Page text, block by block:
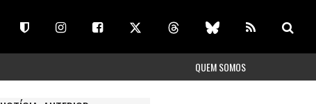
QUEM SOMOS